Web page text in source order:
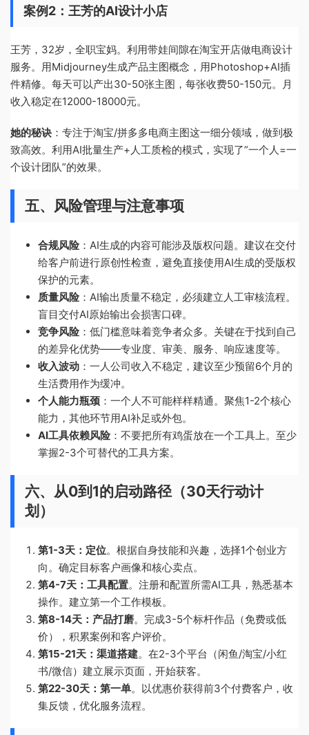
案例2：王芳的AI设计小店
王芳，32岁，全职宝妈。利用带娃间隙在淘宝开店做电商设计
服务。用Midjourney生成产品主图概念，用Photoshop+AI插
件精修。每天可以产出30-50张主图，每张收费50-150元。月
收入稳定在12000-18000元。
她的秘诀 ：专注于淘宝/拼多多电商主图这一细分领域，做到极
致高效。利用AI批量生产+人工质检的模式，实现了”一个人=一
个设计团队”的效果。
五、风险管理与注意事项
合规风险：AI生成的内容可能涉及版权问题。建议在交付
给客户前进行原创性检查，避免直接使用AI生成的受版权
保护的元素。
质量风险：AI输出质量不稳定，必须建立人工审核流程。
盲目交付AI原始输出会损害口碑。
竞争风险：低门槛意味着竞争者众多。关键在于找到自己
的差异化优势——专业度、审美、服务、响应速度等。
收入波动 ：一人公司收入不稳定，建议至少预留6个月的
生活费用作为缓冲。
个人能力瓶颈 ：一个人不可能样样精通。聚焦1-2个核心
能力，其他环节用AI补足或外包。
AI工具依赖风险：不要把所有鸡蛋放在一个工具上。至少
掌握2-3个可替代的工具方案。
六、从0到1的启动路径（30天行动计
划）
第1-3天：定位。根据自身技能和兴趣，选择1个创业方
向。确定目标客户画像和核心卖点。
第4-7天：工具配置。注册和配置所需AI工具，熟悉基本
操作。建立第一个工作模板。
第8-14天：产品打磨。完成3-5个标杆作品（免费或低
价），积累案例和客户评价。
第15-21天：渠道搭建。在2-3个平台（闲鱼/淘宝/小红
书/微信）建立展示页面，开始获客。
第22-30天：第一单。以优惠价获得前3个付费客户，收
集反馈，优化服务流程。